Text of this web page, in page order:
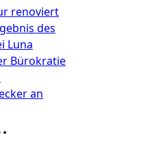
renoviert
des
Luna
Bürokratie
an